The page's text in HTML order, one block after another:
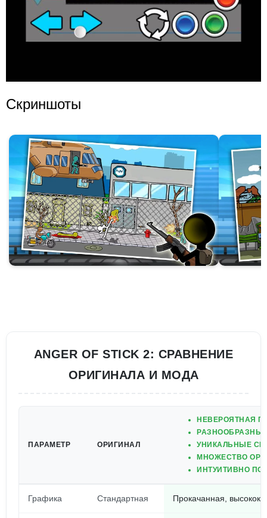
Скриншоты
ANGER OF STICK 2: СРАВНЕНИЕ
ОРИГИНАЛА И МОДА
ПАРАМЕТР ОРИГИНАЛ
НЕВЕРОЯТНАЯ
УНИКАЛЬНЫЕ
МНОЖЕСТВО
ИНТУИТИВНО
Графика Стандартная Прокачанная,